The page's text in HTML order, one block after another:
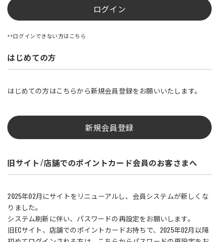
ログイン
>>ログインできない方はこちら
はじめての方
はじめての方はこちらから新規会員登録をお願いいたします。
新規会員登録
旧サイト/店舗でのポイントカード会員のお客さまへ
2025年02月にサイトをリニューアルし、会員システムが新しくな
りました。
システム刷新に伴い、パスワードの再設定をお願いします。
旧ECサイト、店舗でのポイントカードお持ちで、2025年02月以降